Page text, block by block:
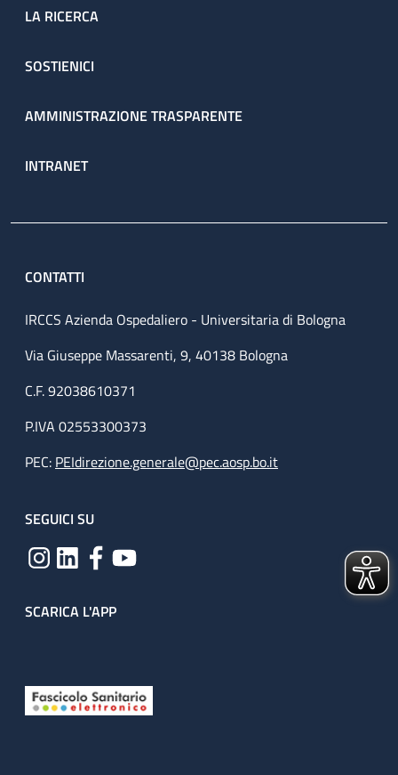
LA RICERCA
SOSTIENICI
AMMINISTRAZIONE TRASPARENTE
INTRANET
CONTATTI
IRCCS Azienda Ospedaliero - Universitaria di Bologna
Via Giuseppe Massarenti, 9, 40138 Bologna
C.F. 92038610371
P.IVA 02553300373
PEC: PEIdirezione.generale@pec.aosp.bo.it
SEGUICI SU
SCARICA L'APP